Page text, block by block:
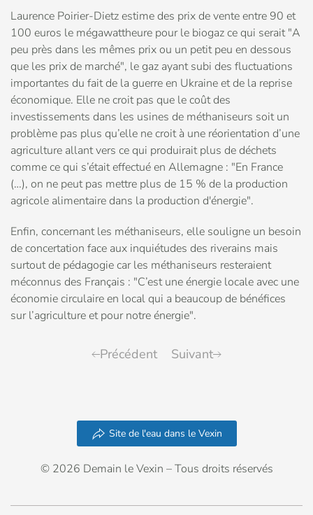
Laurence Poirier-Dietz estime des prix de vente entre 90 et
100 euros le mégawattheure pour le biogaz ce qui serait "A
peu près dans les mêmes prix ou un petit peu en dessous
que les prix de marché", le gaz ayant subi des fluctuations
importantes du fait de la guerre en Ukraine et de la reprise
économique. Elle ne croit pas que le coût des
investissements dans les usines de méthaniseurs soit un
problème pas plus qu’elle ne croit à une réorientation d’une
agriculture allant vers ce qui produirait plus de déchets
comme ce qui s’était effectué en Allemagne : "En France
(…), on ne peut pas mettre plus de 15 % de la production
agricole alimentaire dans la production d'énergie".
Enfin, concernant les méthaniseurs, elle souligne un besoin
de concertation face aux inquiétudes des riverains mais
surtout de pédagogie car les méthaniseurs resteraient
méconnus des Français : "C’est une énergie locale avec une
économie circulaire en local qui a beaucoup de bénéfices
sur l’agriculture et pour notre énergie".
Précédent Suivant
Site de l'eau dans le Vexin
© 2026 Demain le Vexin – Tous droits réservés